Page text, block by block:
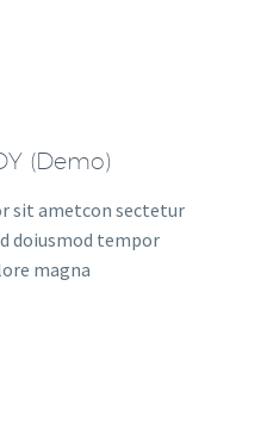
(Demo)
sit ametcon sectetur
doiusmod tempor
magna